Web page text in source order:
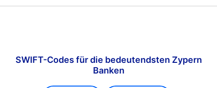
SWIFT-Codes für die bedeutendsten Zypern
Banken